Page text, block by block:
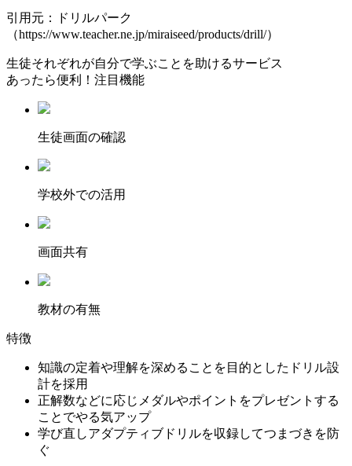
引用元：ドリルパーク
（https://www.teacher.ne.jp/miraiseed/products/drill/）
生徒それぞれが自分で学ぶことを助けるサービス
あったら便利！注目機能
⽣徒画⾯の確認
学校外での活用
画面共有
教材の有無
特徴
知識の定着や理解を深めることを目的としたドリル設
計を採用
正解数などに応じメダルやポイントをプレゼントする
ことでやる気アップ
学び直しアダプティブドリルを収録してつまづきを防
ぐ